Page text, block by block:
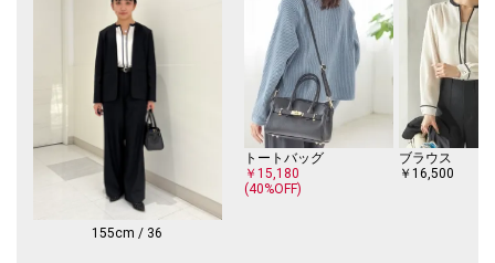
155cm / 36
トートバッグ
￥15,180
(40%OFF)
ブラウス
￥16,500